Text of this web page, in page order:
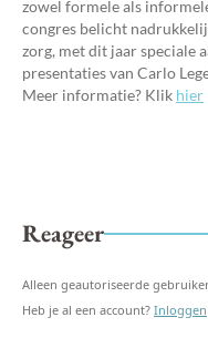
zowel formele als
congres belicht
zorg, met dit jaar speciale
presentaties van Carlo
Meer informatie? Klik hier
Reageer
Alleen geautoriseerde
Heb je al een account? Inloggen